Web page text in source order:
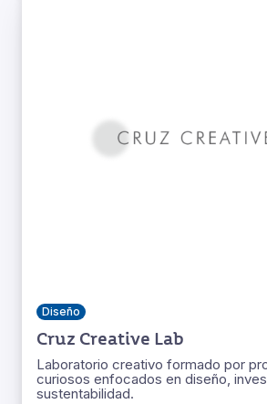
Diseño
Cruz Creative Lab
Laboratorio creativo formado por
curiosos enfocados en diseño,
sustentabilidad.